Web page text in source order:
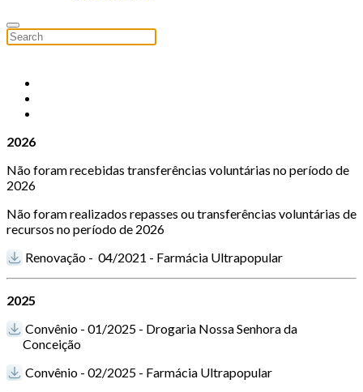
2026
Não foram recebidas transferências voluntárias no período de
2026
Não foram realizados repasses ou transferências voluntárias de
recursos no período de 2026
Renovação - 04/2021 - Farmácia Ultrapopular
2025
Convênio - 01/2025 - Drogaria Nossa Senhora da
Conceição
Convênio - 02/2025 - Farmácia Ultrapopular